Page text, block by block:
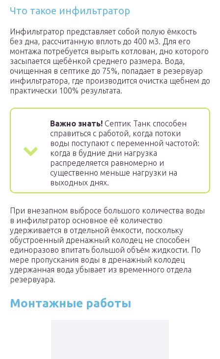
Что такое инфильтратор
Инфильтратор представляет собой полую ёмкость
без дна, рассчитанную вплоть до 400 м3. Для его
монтажа потребуется вырыть котлован, дно которого
засыпается щебёнкой среднего размера. Вода,
очищенная в септике до 75%, попадает в резервуар
инфильтратора, где производится очистка щебнем до
практически 100% результата.
Важно знать! Септик Танк способен
справиться с работой, когда потоки
воды поступают с переменной частотой:
когда в будние дни нагрузка
распределяется равномерно и
существенно меньше нагрузки на
выходных днях.
При внезапном выбросе большого количества воды
в инфильтратор основное её количество
удерживается в отдельной ёмкости, поскольку
обустроенный дренажный колодец не способен
единоразово впитать большой объём жидкости. По
мере пропускания воды в дренажный колодец
удержанная вода убывает из временного отдела
резервуара.
Монтажные работы